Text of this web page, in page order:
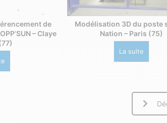
de
– Claye
Modélisation 3D du poste
Nation – Paris (75)
La suite